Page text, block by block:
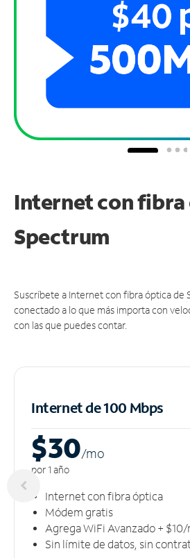
Internet con
Spectrum
Suscríbete a Internet con fibra óptica de
conectado a lo que más importa con
con las que puedes contar.
Internet de 100 Mbps
$30/mo
por 1 año
Internet con fibra óptica
Módem gratis
Agrega WiFi Avanzado +
Sin límite de datos, sin